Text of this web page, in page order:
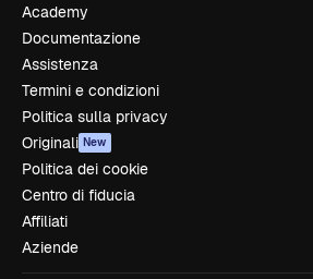
Academy
Documentazione
Assistenza
Termini e condizioni
Politica sulla privacy
Originali New
Politica dei cookie
Centro di fiducia
Affiliati
Aziende